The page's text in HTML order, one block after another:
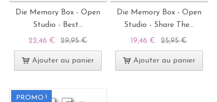
Die Memory Box - Open
Studio - Best...
22,46 € 29,95 €
Ajouter au panier
Die Memory Box - Open
Studio - Share The...
19,46 € 25,95 €
Ajouter au panier
PROMO !